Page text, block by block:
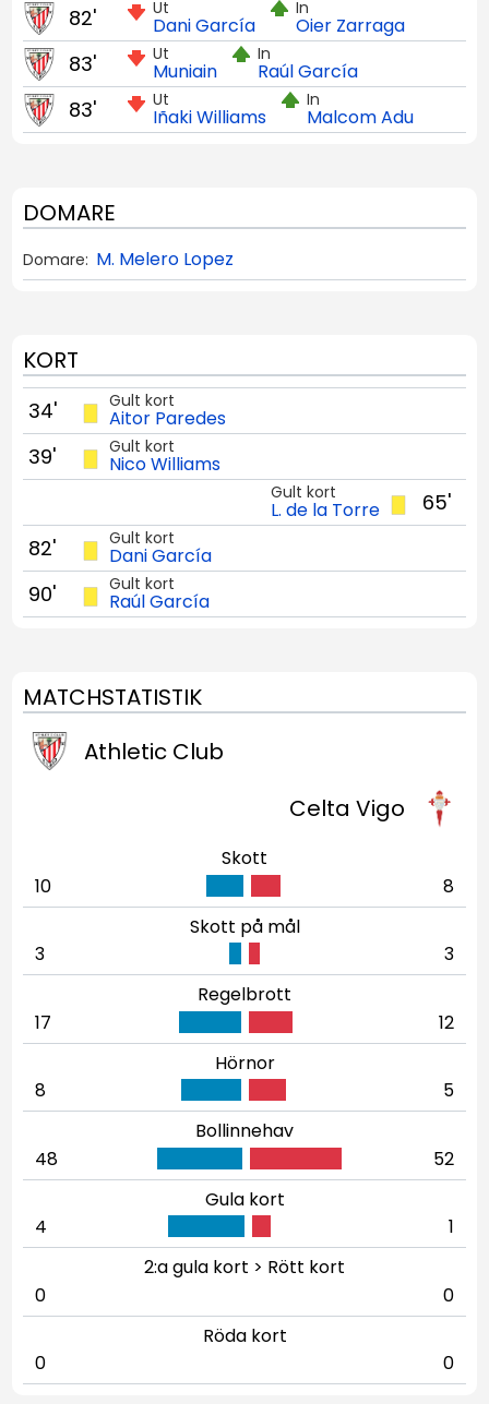
Ut
Dani García
In
Oier Zarraga
82'
Ut
Muniain
In
Raúl García
83'
Ut
Iñaki Williams
In
Malcom Adu
83'
DOMARE
Domare: M. Melero Lopez
KORT
Gult kort
Aitor Paredes
34'
Gult kort
Nico Williams
39'
65'
Gult kort
L. de la Torre
Gult kort
Dani García
82'
Gult kort
Raúl García
90'
MATCHSTATISTIK
Athletic Club
Celta Vigo
Skott
10
8
Skott på mål
3
3
Regelbrott
17
12
Hörnor
8
5
Bollinnehav
48
52
Gula kort
4
1
2:a gula kort > Rött kort
0
0
Röda kort
0
0